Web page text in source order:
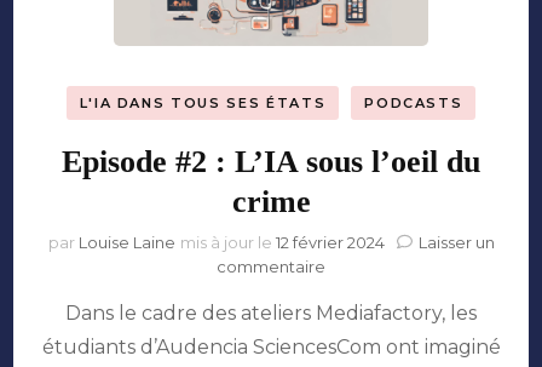
L'IA DANS TOUS SES ÉTATS PODCASTS
Episode #2 : L’IA sous l’oeil du
crime
par Louise Laine mis à jour le 12 février 2024
Laisser un
commentaire
#2
Dans le cadre des ateliers Mediafactory, les
étudiants d’Audencia SciencesCom ont imaginé